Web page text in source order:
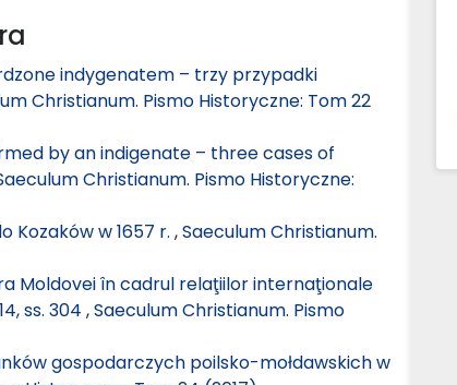
indygenatem – trzy przypadki
Christianum. Pismo Historyczne: Tom 22
by an indigenate – three cases of
Christianum. Pismo Historyczne:
Kozaków w 1657 r. ,Saeculum Christianum.
Moldovei în cadrul relaţiilor internaţionale
ss. 304 ,Saeculum Christianum. Pismo
gospodarczych poilsko-mołdawskich w